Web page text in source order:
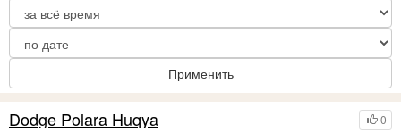
Применить
0
Dodge Polara Huqya